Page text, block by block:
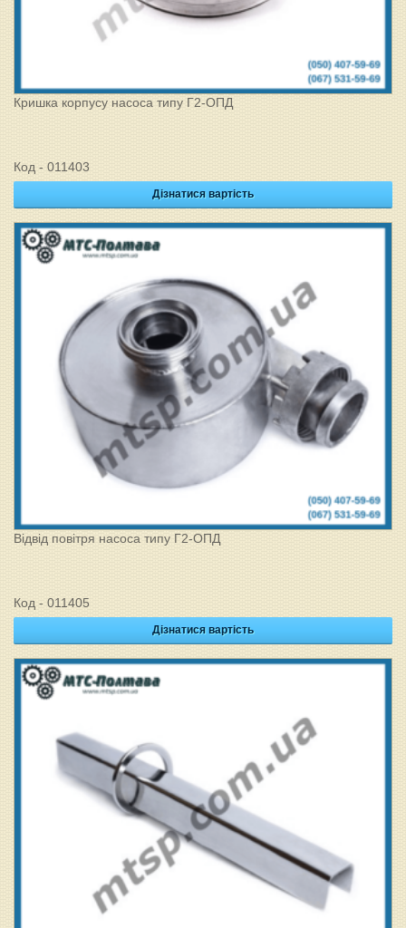
Кришка корпусу насоса типу Г2-ОПД
Код - 011403
Дізнатися вартість
Відвід повітря насоса типу Г2-ОПД
Код - 011405
Дізнатися вартість